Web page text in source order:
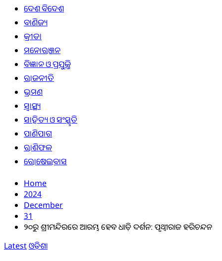
ଦେଶ ବିଦେଶ
ବାଣିଜ୍ୟ
କ୍ରୀଡା
ମନୋରଞ୍ଜନ
ବିଜ୍ଞାନ ଓ ପ୍ରଯୁକ୍ତି
ରାଜନୀତି
ଭ୍ରମଣ
ସ୍ୱାସ୍ଥ୍ୟ
ସାହିତ୍ୟ ଓ ସଂସ୍କୃତି
ପାଣିପାଗ
ରାଶିଫଳ
ରୋଷେଇବାସ
Home
2024
December
31
୨୦ରୁ ଶ୍ରୀମନ୍ଦିରରେ ଆରମ୍ଭ ହେବ ଧାଡ଼ି ଦର୍ଶନ: ପୃଥ୍ବୀରାଜ ହରିଚନ୍ଦନ
Latestଓଡ଼ିଶା